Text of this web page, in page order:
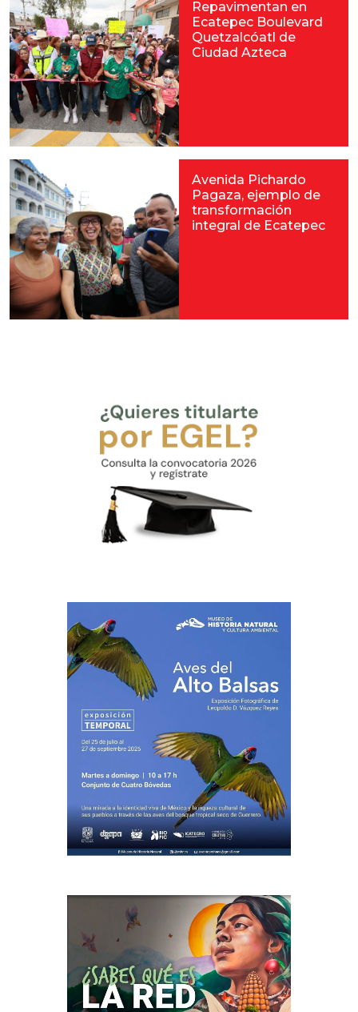
Repavimentan en
Ecatepec Boulevard
Quetzalcóatl de
Ciudad Azteca
Avenida Pichardo
Pagaza, ejemplo de
transformación
integral de Ecatepec